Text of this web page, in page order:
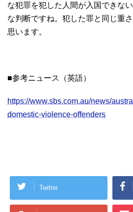
な犯罪を犯した人間が入国できな
な判断ですね。犯した罪と同じ重
思います。
■参考ニュース（英語）
https://www.sbs.com.au/news/
domestic-violence-offenders
Twitter